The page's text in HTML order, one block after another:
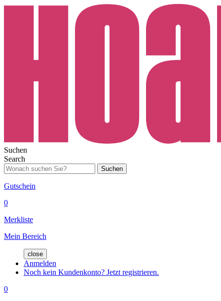
Suchen
Search
Suchen
Gutschein
0
Merkliste
Mein Bereich
close
Anmelden
Noch kein Kundenkonto? Jetzt registrieren.
0